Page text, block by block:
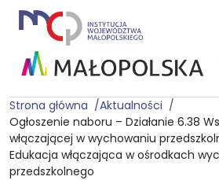
Strona główna
Aktualności
Ogłoszenie naboru – Działanie 6.38
włączającej w wychowaniu
Edukacja włączająca w ośrodkach
przedszkolnego